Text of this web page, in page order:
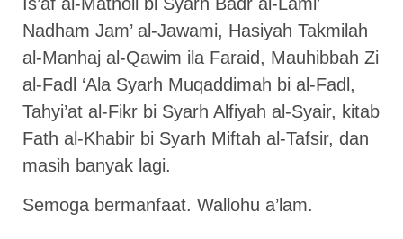
Nadham Jam’ al-Jawami, Hasiyah Takmilah
al-Manhaj al-Qawim ila Faraid, Mauhibbah Zi
al-Fadl ‘Ala Syarh Muqaddimah bi al-Fadl,
Tahyi’at al-Fikr bi Syarh Alfiyah al-Syair, kitab
Fath al-Khabir bi Syarh Miftah al-Tafsir, dan
masih banyak lagi.
Semoga bermanfaat. Wallohu a’lam.